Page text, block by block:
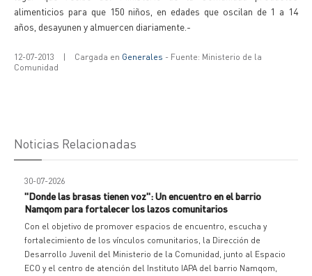
alimenticios para que 150 niños, en edades que oscilan de 1 a 14
años, desayunen y almuercen diariamente.-
12-07-2013 | Cargada en Generales - Fuente: Ministerio de la
Comunidad
Noticias Relacionadas
30-07-2026
"Donde las brasas tienen voz": Un encuentro en el barrio
Namqom para fortalecer los lazos comunitarios
Con el objetivo de promover espacios de encuentro, escucha y
fortalecimiento de los vínculos comunitarios, la Dirección de
Desarrollo Juvenil del Ministerio de la Comunidad, junto al Espacio
ECO y el centro de atención del Instituto IAPA del barrio Namqom,